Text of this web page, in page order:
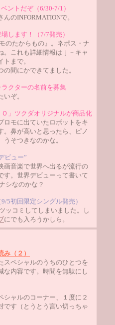
ントだぞ（6/30-7/1）
のINFORMATIONで。
します！（7/7発売）
のたからもの』。ネポス・ナ
。これも詳細情報はｊ－キャ
まで。
間にかできてました。
クターの名前を募集
ぞ。
」ツクダオリジナルが商品化
モに出ていたロボットをキ
。鼻が高いと思ったら、ピノ
そつきなのかな。
ビュー”
音楽で世界へ出るが流行の
す。世界デビューって書いて
シなのかな？
5初回限定シングル発売）
コミしてしまいました。し
にでも入ろうかしら。
（２）
ペシャルのうちのひとつを
な内容です。時間を無駄にし
シャルのコーナー、１度に２
です（とうとう言い切っちゃ